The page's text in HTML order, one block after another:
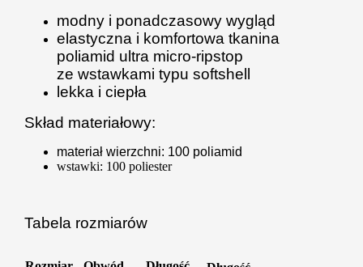
modny i ponadczasowy wygląd
elastyczna i komfortowa tkanina
poliamid ultra micro-ripstop
ze wstawkami typu softshell
lekka i ciepła
Skład materiałowy:
materiał wierzchni: 100 poliamid
wstawki: 100 poliester
Tabela rozmiarów